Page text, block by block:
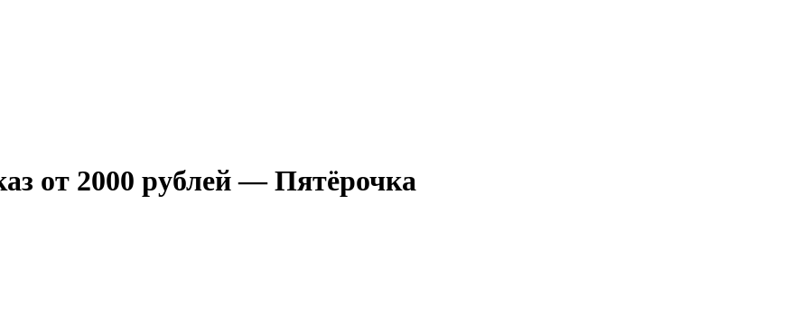
от 2000 рублей — Пятёрочка